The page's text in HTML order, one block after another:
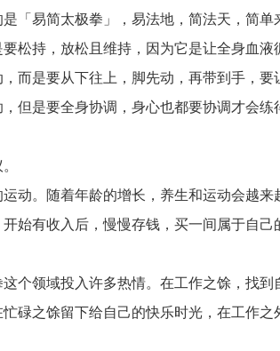
「易简太极拳」，易法地，简法天，简
松持，放松且维持，因为它是让全身血
而是要从下往上，脚先动，再带到手，
但是要全身协调，身心也都要协调才会练
动。随着年龄的增长，养生和运动会越来
始有收入后，慢慢存钱，买一间属于自己
个领域投入许多热情。在工作之馀，找
碌之馀留下给自己的快乐时光，在工作